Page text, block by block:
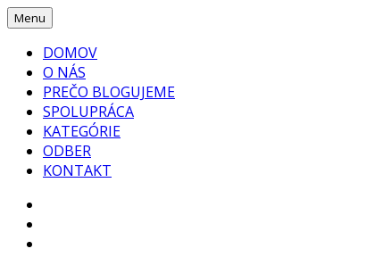
Skip
content
Menu
DOMOV
O NÁS
PREČO BLOGUJEME
SPOLUPRÁCA
KATEGÓRIE
ODBER
KONTAKT